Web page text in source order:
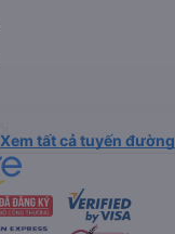
Xem tất cả tuyến đường